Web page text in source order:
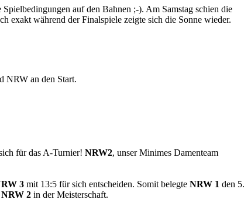
auf den Bahnen ;-). Am Samstag schien die
exakt während der Finalspiele zeigte sich die Sonne wieder.
NRW an den Start.
für das A-Turnier! NRW2, unser Minimes Damenteam
3 mit 13:5 für sich entscheiden. Somit belegte NRW 1 den 5.
NRW 2 in der Meisterschaft.